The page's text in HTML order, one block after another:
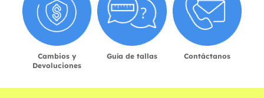
Cambios y
Devoluciones
Guía de tallas Contáctanos